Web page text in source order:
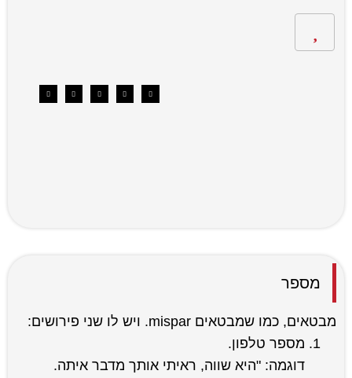
מספר
מבטאים, כמו שמבטאים mispar. ויש לו שני פירושים:
מספר טלפון.
דוגמה: "היא שווה, ראיתי אותך מדבר איתה.